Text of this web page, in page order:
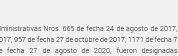
Nros. 665 de fecha 24 de agosto de 2017,
957 de fecha 27 de octubre de 2017, 1171 de fecha 7
27 de agosto de 2020, fueron designadas